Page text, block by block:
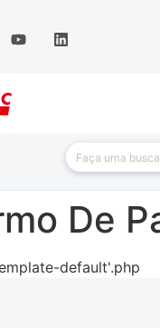
De
default'.php